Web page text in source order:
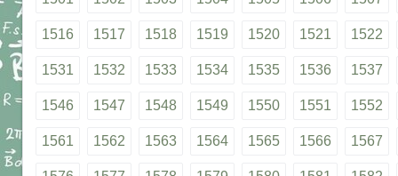
1516 1517 1518 1519 1520 1521 1522
1531 1532 1533 1534 1535 1536 1537
1546 1547 1548 1549 1550 1551 1552
1561 1562 1563 1564 1565 1566 1567